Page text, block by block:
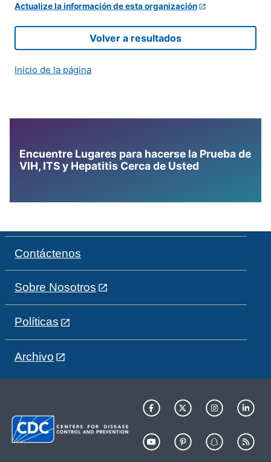
Actualize la información de esta organización
Volver a resultados
Inicio de la página
Encuentre Lugares para hacerse la Prueba de
VIH, ITS y Hepatitis Cerca de Usted
Contáctenos
Sobre Nosotros
Políticas
Archivo